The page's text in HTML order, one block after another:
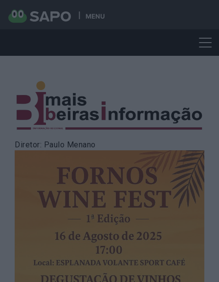
MENU
content
Diretor: Paulo Menano